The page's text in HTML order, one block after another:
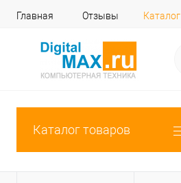
Главная Отзывы Каталог
Каталог товаров